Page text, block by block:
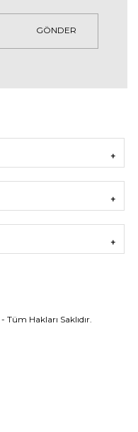
GÖNDER
- Tüm Hakları Saklıdır.